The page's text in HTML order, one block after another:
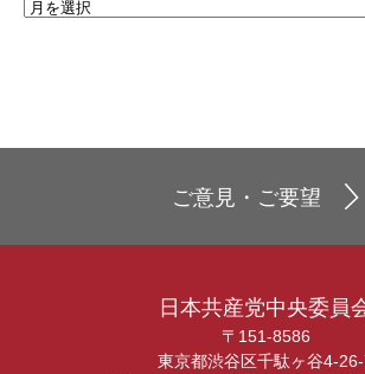
ご意見・ご要望
日本共産党中央委員
〒151-8586
東京都渋谷区千駄ヶ谷4-